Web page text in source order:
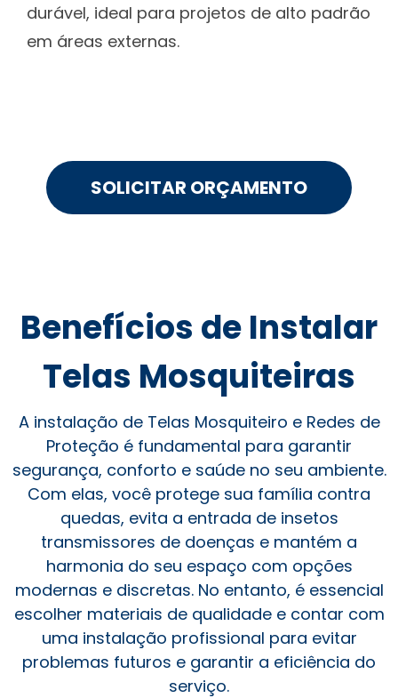
durável, ideal para projetos de alto padrão
em áreas externas.
SOLICITAR ORÇAMENTO
Benefícios de Instalar
Telas Mosquiteiras
A instalação de Telas Mosquiteiro e Redes de
Proteção é fundamental para garantir
segurança, conforto e saúde no seu ambiente.
Com elas, você protege sua família contra
quedas, evita a entrada de insetos
transmissores de doenças e mantém a
harmonia do seu espaço com opções
modernas e discretas. No entanto, é essencial
escolher materiais de qualidade e contar com
uma instalação profissional para evitar
problemas futuros e garantir a eficiência do
serviço.